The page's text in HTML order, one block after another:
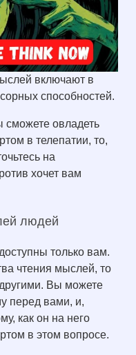
включают в
способностей.
сможете овладеть
в телепатии, то,
на
хочет вам
людей
только вам.
чтения мыслей, то
Вы можете
перед вами, и,
как он на него
в этом вопросе.